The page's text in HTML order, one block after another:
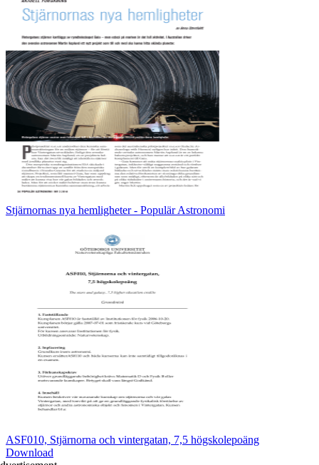
Stjärnornas nya hemligheter - Populär Astronomi
ASF010, Stjärnorna och vintergatan, 7,5 högskolepoäng
Download